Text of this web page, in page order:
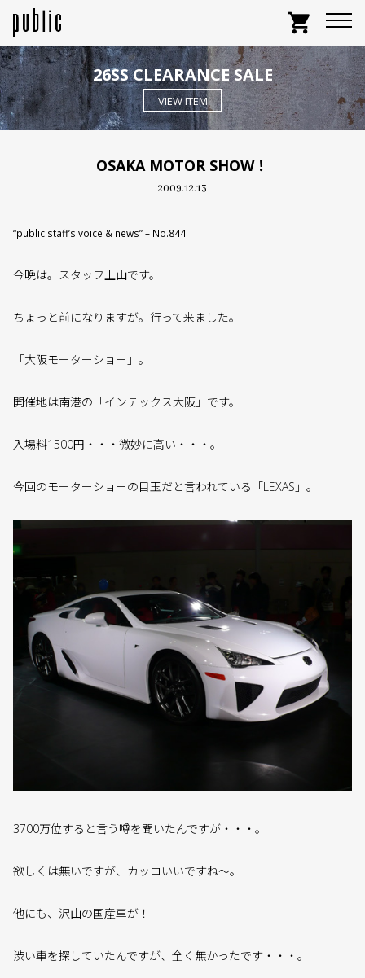
shopping_cart
26SS CLEARANCE SALE
VIEW ITEM
OSAKA MOTOR SHOW！
2009.12.13
“public staff’s voice & news” – No.844
今晩は。スタッフ上山です。
ちょっと前になりますが。行って来ました。
「大阪モーターショー」。
開催地は南港の「インテックス大阪」です。
入場料1500円・・・微妙に高い・・・。
今回のモーターショーの目玉だと言われている「LEXAS」。
3700万位すると言う噂を聞いたんですが・・・。
欲しくは無いですが、カッコいいですね〜。
他にも、沢山の国産車が！
渋い車を探していたんですが、全く無かったです・・・。